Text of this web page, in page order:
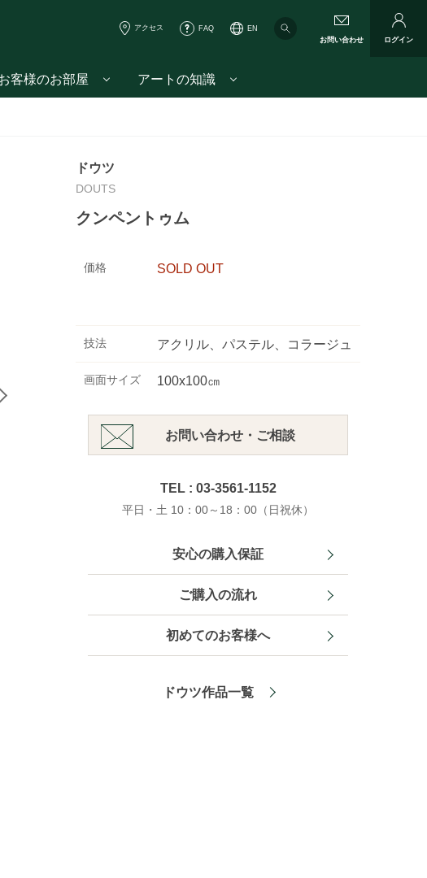
アクセス FAQ
EN
お問い合わせ
ログイン
客様のお部屋 アートの知識
ドウツ
DOUTS
クンペントゥム
価格 SOLD OUT
技法 アクリル、パステル、コラージュ
画面サイズ 100x100㎝
お問い合わせ・ご相談
TEL : 03-3561-1152
平日・土 10：00～18：00（日祝休）
安心の購入保証
ご購入の流れ
初めてのお客様へ
ドウツ作品一覧